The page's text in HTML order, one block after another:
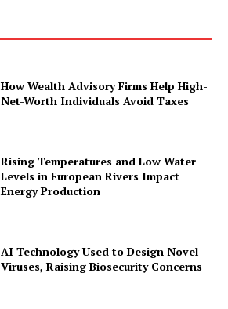
How Wealth Advisory Firms Help High-
Net-Worth Individuals Avoid Taxes
Rising Temperatures and Low Water
Levels in European Rivers Impact
Energy Production
AI Technology Used to Design Novel
Viruses, Raising Biosecurity Concerns